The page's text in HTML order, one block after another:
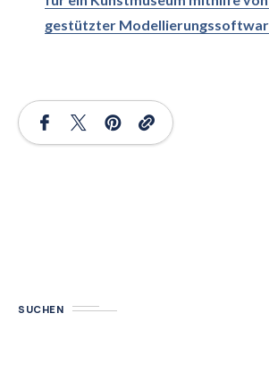
gestützter
SUCHEN